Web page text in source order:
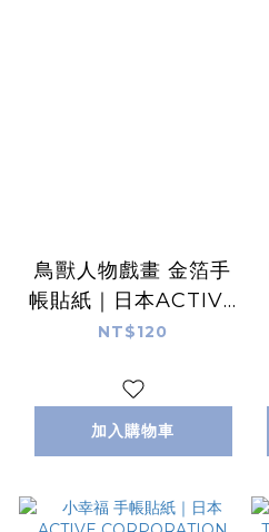
鳥獸人物戲畫 金箔手
帳貼紙｜日本ACTIVE
CORPORATION
NT$120
加入購物車